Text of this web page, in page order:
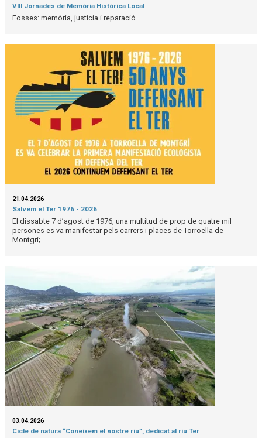
VIII Jornades de Memòria Històrica Local
Fosses: memòria, justícia i reparació
21.04.2026
Salvem el Ter 1976 - 2026
El dissabte 7 d’agost de 1976, una multitud de prop de quatre mil
persones es va manifestar pels carrers i places de Torroella de
Montgrí;...
03.04.2026
Cicle de natura “Coneixem el nostre riu”, dedicat al riu Ter